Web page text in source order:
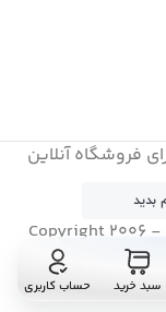
فروشگاه آنلاین
© Copyright
سبد خرید حساب کاربری
بدید